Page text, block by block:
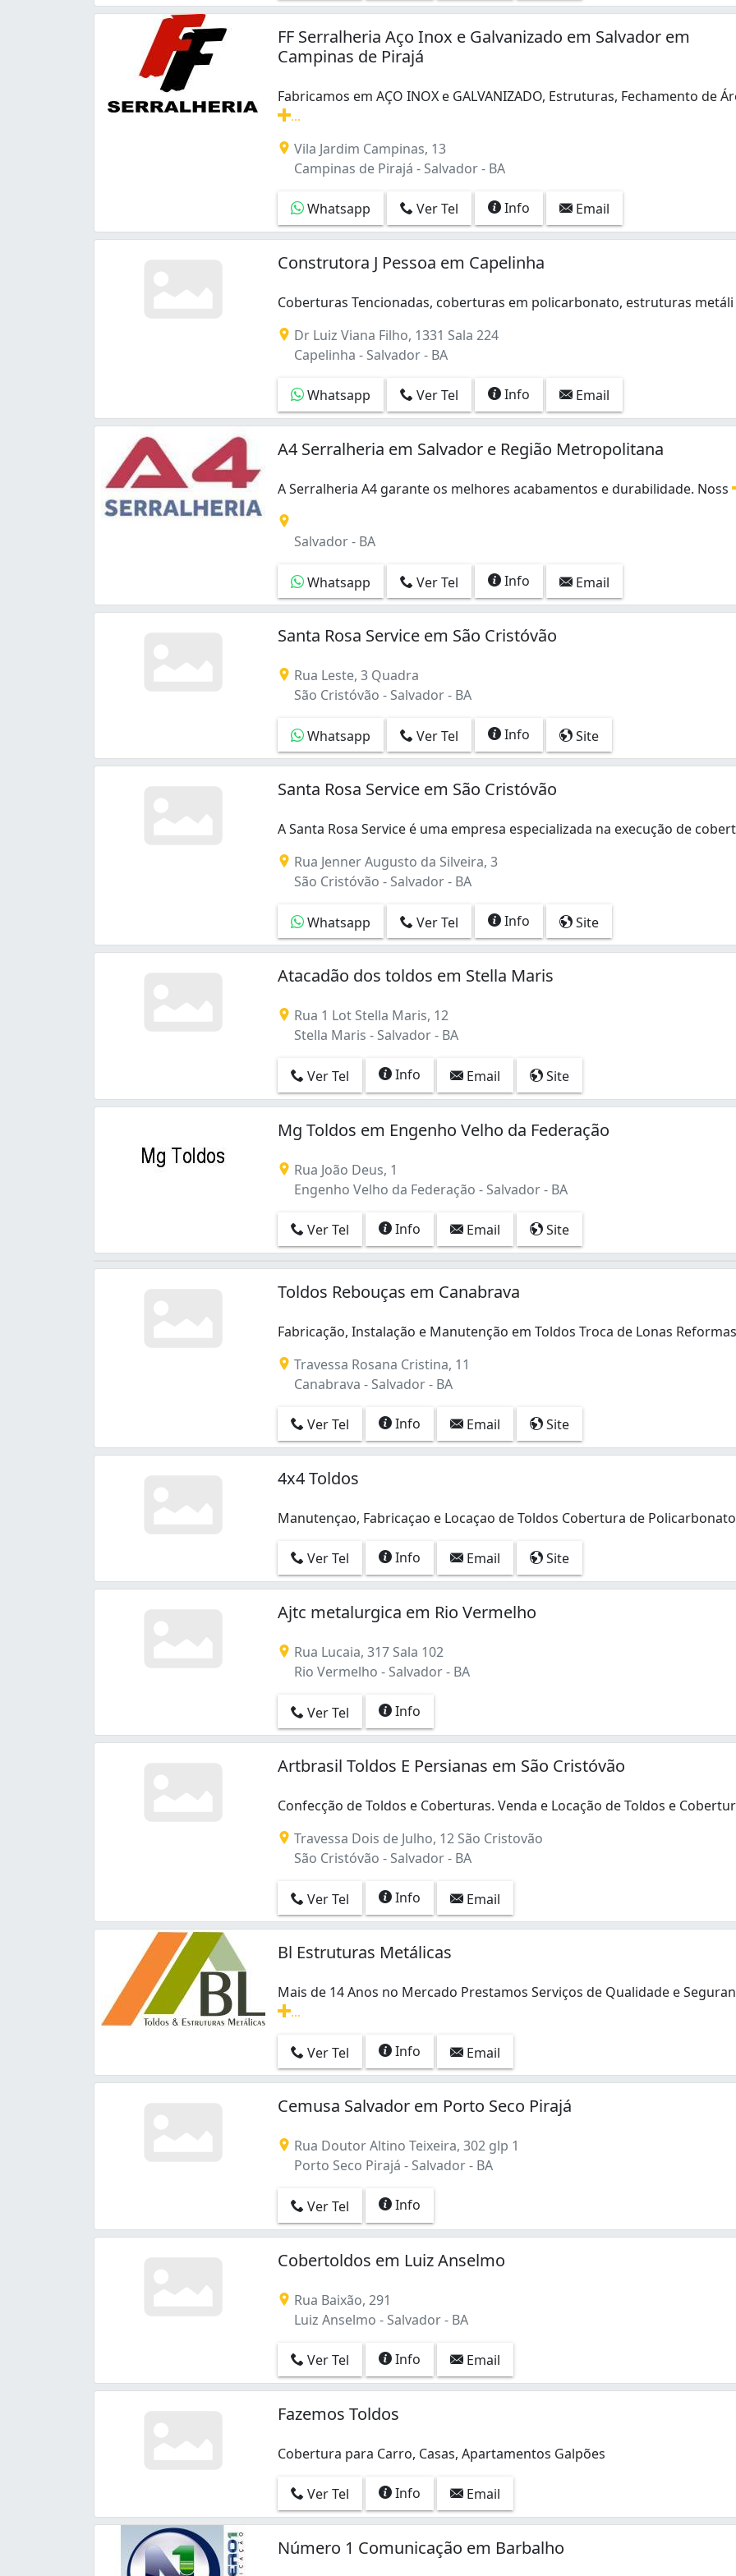
Luiz Anselmo (2)
Nova Brasília (1)
Plataforma (1)
Porto Seco Pirajá (1)
Rio Vermelho (2)
Stella Maris (1)
FF Serralheria Aço Inox e Galvanizado em Salvador em
Campinas de Pirajá
Fabricamos em AÇO INOX e GALVANIZADO, Estruturas, Fechamento de
Fabricamos em AÇO INOX e GALVANIZADO, Estruturas, Fechamento
Vila Jardim Campinas, 13
Campinas de Pirajá - Salvador - BA
Whatsapp Ver Tel Info Email
Construtora J Pessoa em Capelinha
Coberturas Tencionadas, coberturas em policarbonato, estruturas
Dr Luiz Viana Filho, 1331 Sala 224
Capelinha - Salvador - BA
Whatsapp Ver Tel Info Email
A4 Serralheria em Salvador e Região Metropolitana
A Serralheria A4 garante os melhores acabamentos e durabilidade. Noss
Salvador - BA
Whatsapp Ver Tel Info Email
Santa Rosa Service em São Cristóvão
Rua Leste, 3 Quadra
São Cristóvão - Salvador - BA
Whatsapp Ver Tel Info Site
Santa Rosa Service em São Cristóvão
A Santa Rosa Service é uma empresa especializada na execução de
Rua Jenner Augusto da Silveira, 3
São Cristóvão - Salvador - BA
Whatsapp Ver Tel Info Site
Atacadão dos toldos em Stella Maris
Rua 1 Lot Stella Maris, 12
Stella Maris - Salvador - BA
Ver Tel Info Email Site
Mg Toldos em Engenho Velho da Federação
Rua João Deus, 1
Engenho Velho da Federação - Salvador - BA
Ver Tel Info Email Site
Toldos Rebouças em Canabrava
Fabricação, Instalação e Manutenção em Toldos Troca de Lonas
Travessa Rosana Cristina, 11
Canabrava - Salvador - BA
Ver Tel Info Email Site
4x4 Toldos
Manutençao, Fabricaçao e Locaçao de Toldos Cobertura de
Ver Tel
Info Email Site
Ajtc metalurgica em Rio Vermelho
Rua Lucaia, 317 Sala 102
Rio Vermelho - Salvador - BA
Ver Tel Info
Artbrasil Toldos E Persianas em São Cristóvão
Confecção de Toldos e Coberturas. Venda e Locação de Toldos e
Travessa Dois de Julho, 12 São Cristovão
São Cristóvão - Salvador - BA
Ver Tel Info Email
Bl Estruturas Metálicas
Mais de 14 Anos no Mercado Prestamos Serviços de Qualidade e
Ver Tel
Info Email
Cemusa Salvador em Porto Seco Pirajá
Rua Doutor Altino Teixeira, 302 glp 1
Porto Seco Pirajá - Salvador - BA
Ver Tel Info
Cobertoldos em Luiz Anselmo
Rua Baixão, 291
Luiz Anselmo - Salvador - BA
Ver Tel Info Email
Fazemos Toldos
Cobertura para Carro, Casas, Apartamentos Galpões
Ver Tel Info Email
Número 1 Comunicação em Barbalho